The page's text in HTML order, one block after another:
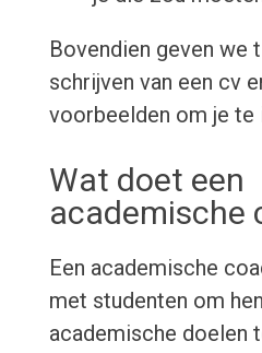
Bovendien geven we
schrijven van een cv
voorbeelden om je te
Wat doet een
academische
Een academische
met studenten om
academische doelen